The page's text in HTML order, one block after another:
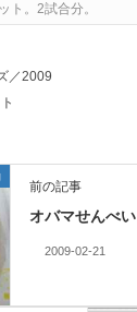
ト。2試合分。
／2009
前の記事
オバマせんべい
2009-02-21